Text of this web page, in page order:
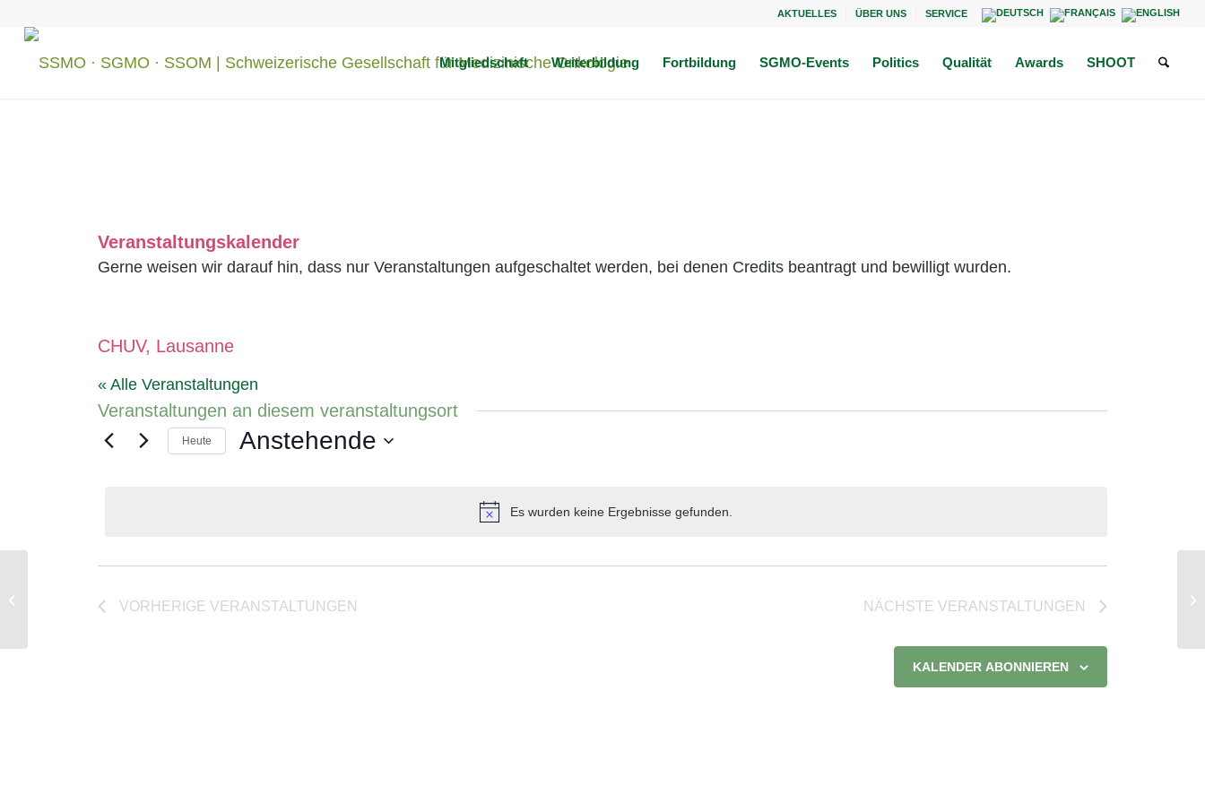
AKTUELLES ÜBER UNS SERVICE
Mitgliedschaft Weiterbildung Fortbildung SGMO-Events Politics Qualität Awards SHOOT
Veranstaltungskalender
Gerne weisen wir darauf hin, dass nur Veranstaltungen aufgeschaltet werden, bei denen Credits beantragt und bewilligt wurden.
CHUV, Lausanne
« Alle Veranstaltungen
Veranstaltungen an diesem veranstaltungsort
Hinweis
Es wurden keine Ergebnisse gefunden.
Heute Anstehende
VORHERIGE VERANSTALTUNGEN NÄCHSTE VERANSTALTUNGEN
KALENDER ABONNIEREN